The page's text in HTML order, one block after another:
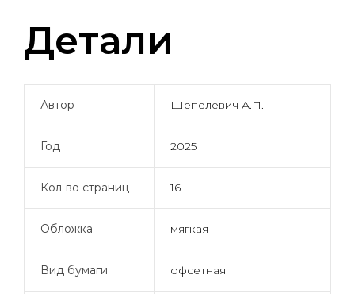
Детали
Автор Шепелевич А.П.
Год 2025
Кол-во страниц 16
Обложка мягкая
Вид бумаги офсетная